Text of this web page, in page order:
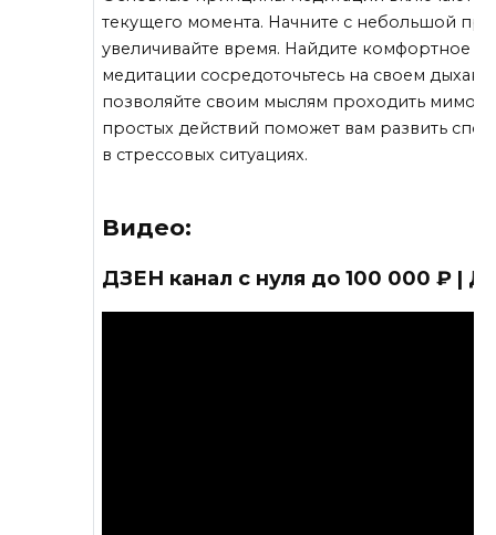
текущего момента. Начните с небольшой
увеличивайте время. Найдите комфортное
медитации сосредоточьтесь на своем
позволяйте своим мыслям проходить мимо
простых действий поможет вам развить
в стрессовых ситуациях.
Видео:
ДЗЕН канал с нуля до 100 000 ₽ |